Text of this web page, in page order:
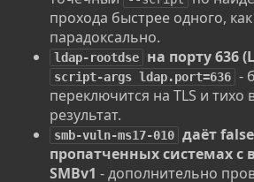
прохода быстрее одного,
парадоксально.
ldap-rootdse на порту 636
script-args ldap.port=636 -
переключится на TLS и тихо
результат.
smb-vuln-ms17-010 даёт
пропатченных системах
SMBv1 - дополнительно